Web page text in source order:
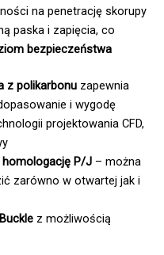
na penetrację skorupy
paska i zapięcia, co
bezpieczeństwa
z polikarbonuzapewnia
i wygodę
projektowania CFD,
P/J– można
zarówno w otwartej jak i
z możliwością